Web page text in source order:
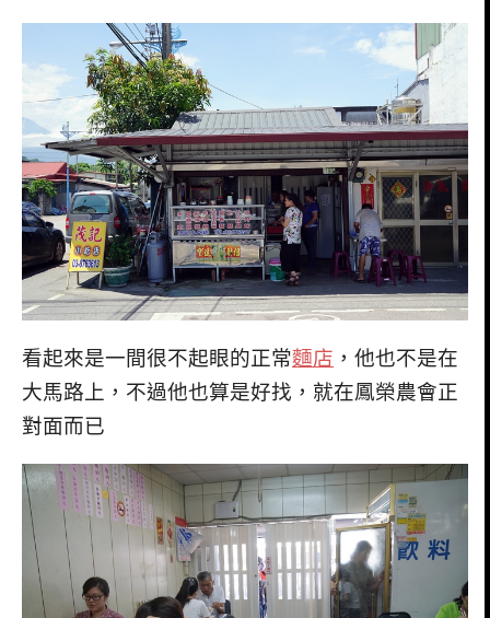
看起來是一間很不起眼的正常麵店 ，他也不是在
大馬路上，不過他也算是好找，就在鳳榮農會正
對面而已